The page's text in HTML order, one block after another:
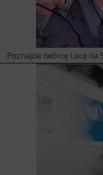
Poznajcie twórcę Lecę na